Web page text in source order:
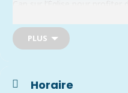
dans les rues de Saint-Philippe.
Au programme :
– De l’animation ambulante;
PLUS
Horaire